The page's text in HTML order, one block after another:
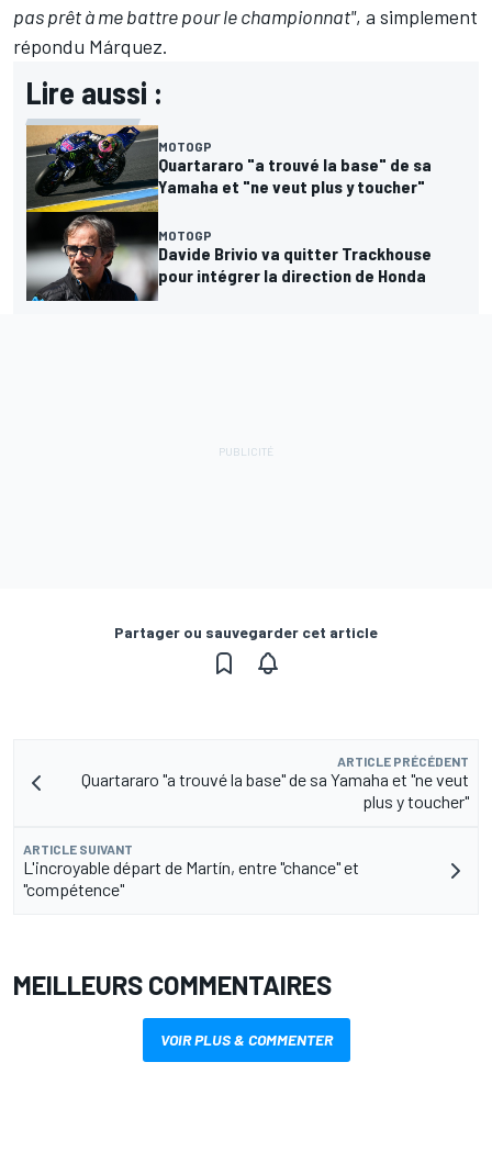
pas prêt à me battre pour le championnat", a simplement
répondu Márquez.
Lire aussi :
MOTOGP
Quartararo "a trouvé la base" de sa
Yamaha et "ne veut plus y toucher"
MOTOGP
Davide Brivio va quitter Trackhouse
pour intégrer la direction de Honda
Partager ou sauvegarder cet article
ARTICLE PRÉCÉDENT
Quartararo "a trouvé la base" de sa Yamaha et "ne veut
plus y toucher"
ARTICLE SUIVANT
L'incroyable départ de Martín, entre "chance" et
"compétence"
MEILLEURS COMMENTAIRES
VOIR PLUS & COMMENTER